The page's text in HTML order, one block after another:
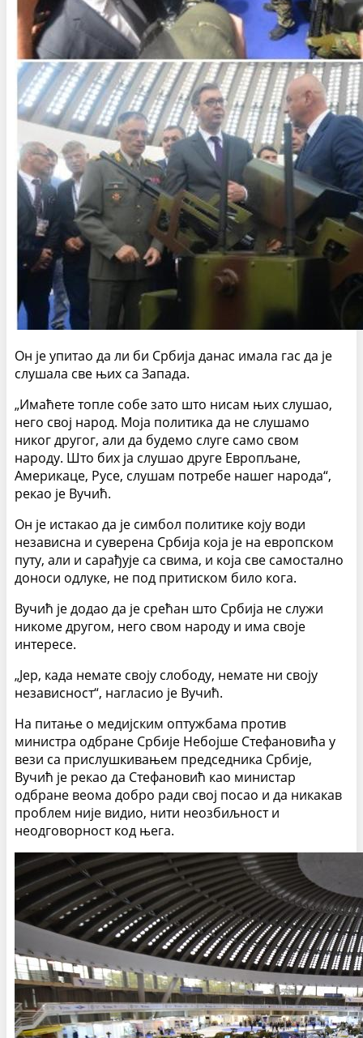
Он је упитао да ли би Србија данас имала гас да је
слушала све њих са Запада.
„Имаћете топле собе зато што нисам њих слушао,
него свој народ. Моја политика да не слушамо
никог другог, али да будемо слуге само свом
народу. Што бих ја слушао друге Европљане,
Америкаце, Русе, слушам потребе нашег народа“,
рекао је Вучић.
Он је истакао да је симбол политике коју води
независна и суверена Србија која је на европском
путу, али и сарађује са свима, и која све самостално
доноси одлуке, не под притиском било кога.
Вучић је додао да је срећан што Србија не служи
никоме другом, него свом народу и има своје
интересе.
„Јер, када немате своју слободу, немате ни своју
независност“, нагласио је Вучић.
На питање о медијским оптужбама против
министра одбране Србије Небојше Стефановића у
вези са прислушкивањем председника Србије,
Вучић је рекао да Стефановић као министар
одбране веома добро ради свој посао и да никакав
проблем није видио, нити неозбиљност и
неодговорност код њега.